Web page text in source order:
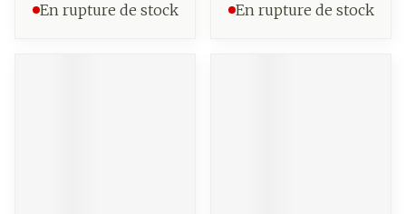
En rupture de stock En rupture de stock